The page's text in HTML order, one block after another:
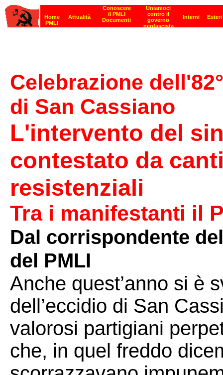
Celebrazione
di San Cassiano
L'intervento del
contestato da
resistenziali
Tra i manifestanti il
Dal corrispondente
del PMLI
Anche quest’anno si è
dell’eccidio di San
valorosi partigiani
che, in quel freddo